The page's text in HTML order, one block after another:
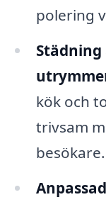
polering
Städning
kök och
trivsam
besökare.